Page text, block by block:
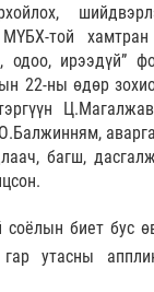
той
одоо, ирээдүй”
22-ны өдөр
багш,
соёлын биет бус
утасны